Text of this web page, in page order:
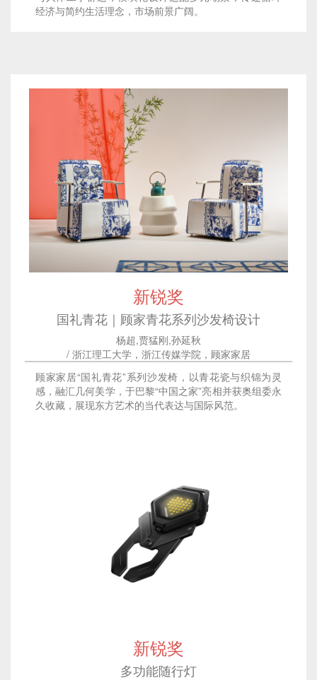
经济与简约生活理念，市场前景广阔。
新锐奖
国礼青花｜顾家青花系列沙发椅设计
杨超,贾猛刚,孙延秋
/ 浙江理工大学，浙江传媒学院，顾家家居
顾家家居“国礼青花”系列沙发椅，以青花瓷与织锦为灵
感，融汇几何美学，于巴黎“中国之家”亮相并获奥组委永
久收藏，展现东方艺术的当代表达与国际风范。
新锐奖
多功能随行灯